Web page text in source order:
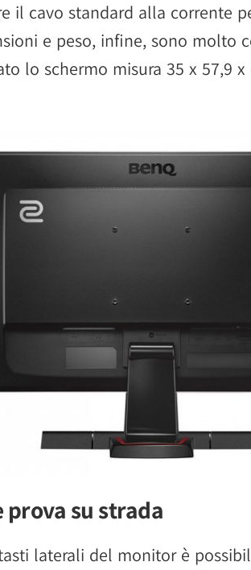
il cavo standard alla corrente
e peso, infine, sono molto
lo schermo misura 35 x 57,9
prova su strada
laterali del monitor è